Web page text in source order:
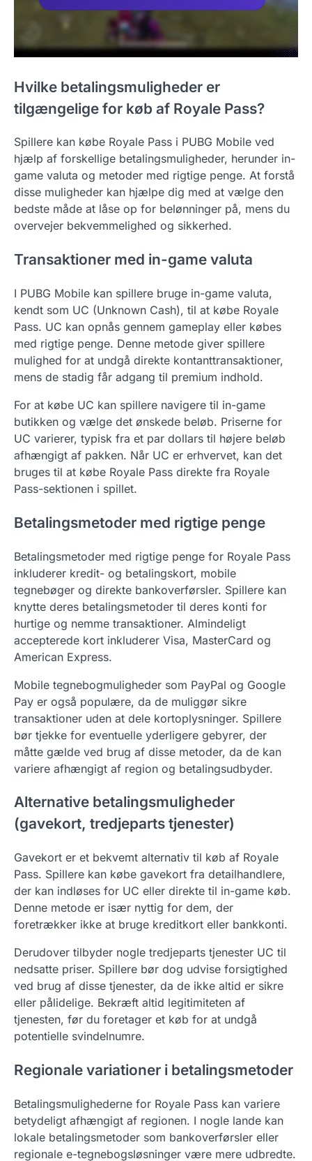
Hvilke betalingsmuligheder er
tilgængelige for køb af Royale Pass?
Spillere kan købe Royale Pass i PUBG Mobile ved
hjælp af forskellige betalingsmuligheder, herunder in-
game valuta og metoder med rigtige penge. At forstå
disse muligheder kan hjælpe dig med at vælge den
bedste måde at låse op for belønninger på, mens du
overvejer bekvemmelighed og sikkerhed.
Transaktioner med in-game valuta
I PUBG Mobile kan spillere bruge in-game valuta,
kendt som UC (Unknown Cash), til at købe Royale
Pass. UC kan opnås gennem gameplay eller købes
med rigtige penge. Denne metode giver spillere
mulighed for at undgå direkte kontanttransaktioner,
mens de stadig får adgang til premium indhold.
For at købe UC kan spillere navigere til in-game
butikken og vælge det ønskede beløb. Priserne for
UC varierer, typisk fra et par dollars til højere beløb
afhængigt af pakken. Når UC er erhvervet, kan det
bruges til at købe Royale Pass direkte fra Royale
Pass-sektionen i spillet.
Betalingsmetoder med rigtige penge
Betalingsmetoder med rigtige penge for Royale Pass
inkluderer kredit- og betalingskort, mobile
tegnebøger og direkte bankoverførsler. Spillere kan
knytte deres betalingsmetoder til deres konti for
hurtige og nemme transaktioner. Almindeligt
accepterede kort inkluderer Visa, MasterCard og
American Express.
Mobile tegnebogmuligheder som PayPal og Google
Pay er også populære, da de muliggør sikre
transaktioner uden at dele kortoplysninger. Spillere
bør tjekke for eventuelle yderligere gebyrer, der
måtte gælde ved brug af disse metoder, da de kan
variere afhængigt af region og betalingsudbyder.
Alternative betalingsmuligheder
(gavekort, tredjeparts tjenester)
Gavekort er et bekvemt alternativ til køb af Royale
Pass. Spillere kan købe gavekort fra detailhandlere,
der kan indløses for UC eller direkte til in-game køb.
Denne metode er især nyttig for dem, der
foretrækker ikke at bruge kreditkort eller bankkonti.
Derudover tilbyder nogle tredjeparts tjenester UC til
nedsatte priser. Spillere bør dog udvise forsigtighed
ved brug af disse tjenester, da de ikke altid er sikre
eller pålidelige. Bekræft altid legitimiteten af
tjenesten, før du foretager et køb for at undgå
potentielle svindelnumre.
Regionale variationer i betalingsmetoder
Betalingsmulighederne for Royale Pass kan variere
betydeligt afhængigt af regionen. I nogle lande kan
lokale betalingsmetoder som bankoverførsler eller
regionale e-tegnebogsløsninger være mere udbredte.